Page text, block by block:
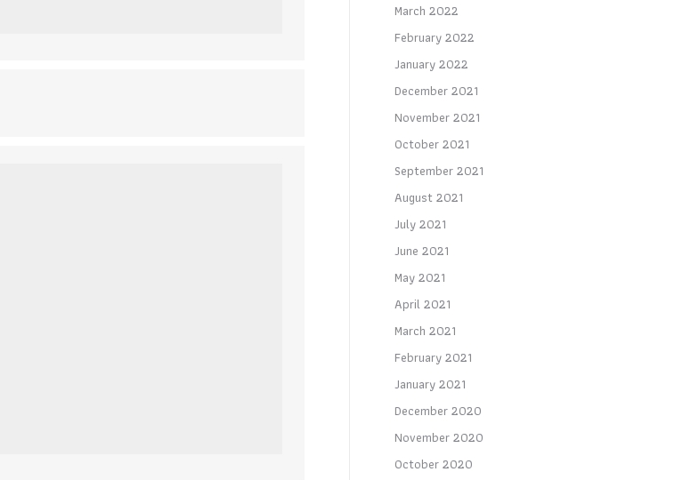
March 2022
February 2022
January 2022
December 2021
November 2021
October 2021
September 2021
August 2021
July 2021
June 2021
May 2021
April 2021
March 2021
February 2021
January 2021
December 2020
November 2020
October 2020